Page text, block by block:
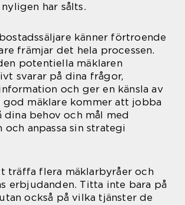
har sålts.
känner förtroende
främjar det hela processen.
potentiella mäklaren
svarar på dina frågor,
och ger en känsla av
god mäklare kommer att jobba
behov och mål med
och anpassa sin strategi
träffa flera mäklarbyråer och
erbjudanden. Titta inte bara på
också på vilka tjänster de